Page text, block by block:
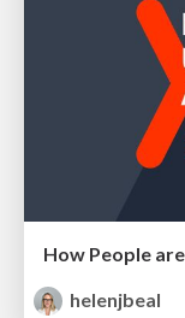
helenjbeal